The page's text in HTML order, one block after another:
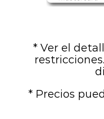
* Ver el
* Precios